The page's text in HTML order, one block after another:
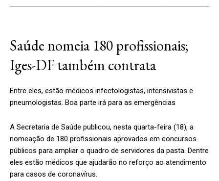
Saúde nomeia 180 profissionais;
Iges-DF também contrata
Entre eles, estão médicos infectologistas, intensivistas e
pneumologistas. Boa parte irá para as emergências
A Secretaria de Saúde publicou, nesta quarta-feira (18), a
nomeação de 180 profissionais aprovados em concursos
públicos para ampliar o quadro de servidores da pasta. Dentre
eles estão médicos que ajudarão no reforço ao atendimento
para casos de coronavírus.